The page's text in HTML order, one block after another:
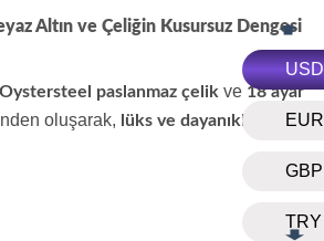
USD
EUR
GBP
TRY
Altın ve Çeliğin Kusursuz Dengesi
Oystersteel paslanmaz çelik ve 18 ayar
oluşarak, lüks ve dayanıklılığı
bir